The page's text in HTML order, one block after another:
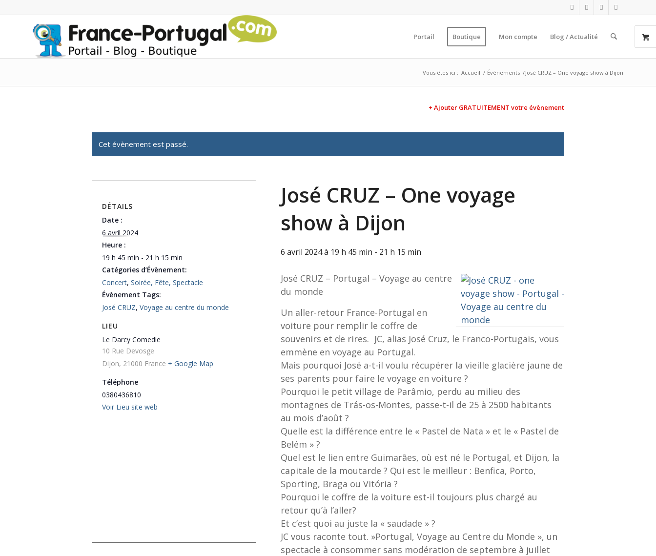
Portail Boutique Mon compte Blog / Actualité
Vous êtes ici : Accueil / Évènements /José CRUZ – One voyage show à Dijon
+ Ajouter GRATUITEMENT votre évènement
Cet évènement est passé.
José CRUZ – One voyage
show à Dijon
6 avril 2024 à 19 h 45 min - 21 h 15 min
José CRUZ – Portugal – Voyage au centre
du monde
Un aller-retour France-Portugal en
voiture pour remplir le coffre de
souvenirs et de rires. JC, alias José Cruz, le Franco-Portugais, vous
emmène en voyage au Portugal.
Mais pourquoi José a-t-il voulu récupérer la vieille glacière jaune de
ses parents pour faire le voyage en voiture ?
Pourquoi le petit village de Parâmio, perdu au milieu des
montagnes de Trás-os-Montes, passe-t-il de 25 à 2500 habitants
au mois d’août ?
Quelle est la différence entre le « Pastel de Nata » et le « Pastel de
Belém » ?
Quel est le lien entre Guimarães, où est né le Portugal, et Dijon, la
capitale de la moutarde ? Qui est le meilleur : Benfica, Porto,
Sporting, Braga ou Vitória ?
Pourquoi le coffre de la voiture est-il toujours plus chargé au
retour qu’à l’aller?
Et c’est quoi au juste la « saudade » ?
JC vous raconte tout. »Portugal, Voyage au Centre du Monde », un
spectacle à consommer sans modération de septembre à juillet
DÉTAILS
Date :
6 avril 2024
Heure :
19 h 45 min - 21 h 15 min
Catégories d’Évènement:
Concert, Soirée, Fête, Spectacle
Évènement Tags:
José CRUZ, Voyage au centre du monde
LIEU
Le Darcy Comedie
10 Rue Devosge
Dijon, 21000 France + Google Map
Téléphone
0380436810
Voir Lieu site web